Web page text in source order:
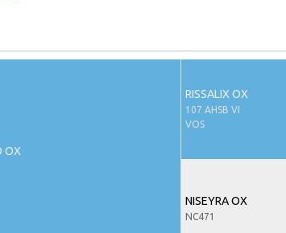
OX
RISSALIX OX
107 AHSB VI
VOS
NISEYRA OX
NC471